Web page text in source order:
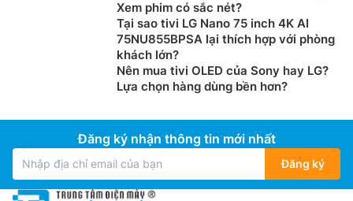
Xem phim có sắc nét?
Tại sao tivi LG Nano 75 inch 4K AI
75NU855BPSA lại thích hợp với phòng
khách lớn?
Nên mua tivi OLED của Sony hay LG?
Lựa chọn hàng dùng bền hơn?
Đăng ký nhận thông tin mới nhất
Đăng ký